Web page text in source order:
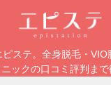
ステ。全身脱毛・
ックの口コミ評判まで